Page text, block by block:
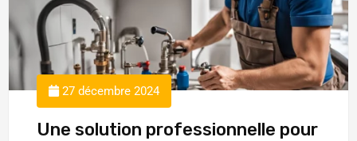
27 décembre 2024
Une solution professionnelle pour